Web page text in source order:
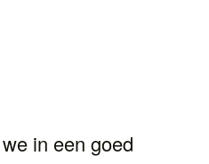
in een goed